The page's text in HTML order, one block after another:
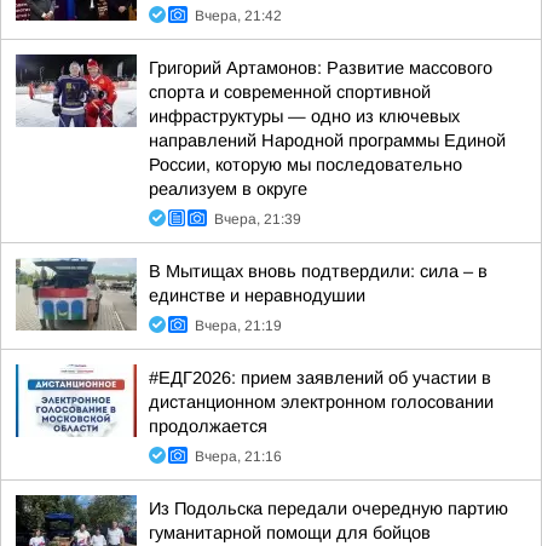
Вчера, 21:42
Григорий Артамонов: Развитие массового
спорта и современной спортивной
инфраструктуры — одно из ключевых
направлений Народной программы Единой
России, которую мы последовательно
реализуем в округе
Вчера, 21:39
В Мытищах вновь подтвердили: сила – в
единстве и неравнодушии
Вчера, 21:19
#ЕДГ2026: прием заявлений об участии в
дистанционном электронном голосовании
продолжается
Вчера, 21:16
Из Подольска передали очередную партию
гуманитарной помощи для бойцов